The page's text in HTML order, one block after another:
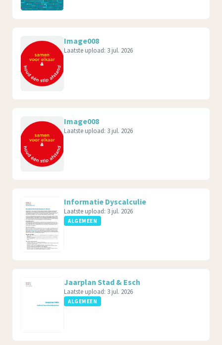
Image008
Laatste upload: 3 jul. 2026
Image008
Laatste upload: 3 jul. 2026
Informatie Dyscalculie
Laatste upload: 3 jul. 2026
ALGEMEEN
Jaarplan Stad & Esch
Laatste upload: 3 jul. 2026
ALGEMEEN